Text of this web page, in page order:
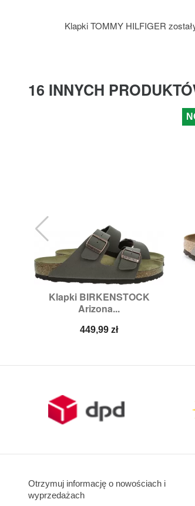
Klapki TOMMY HILFIGER
16 INNYCH
Klapki BIRKENSTOCK
Arizona...
Cena
449,99 zł
Szybki podgląd
Rozmiary:36,38,
Otrzymuj informację o nowościach i
wyprzedażach